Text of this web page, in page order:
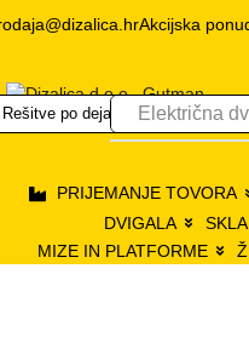
Akcijska
Rešitve po dejavnostihElektrična
PRIJEMANJE TOVORA
DVIGALA
MIZE IN PLATFORME